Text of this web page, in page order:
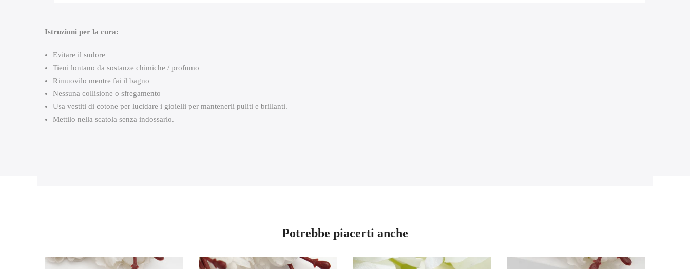
Istruzioni per la cura:
Evitare il sudore
Tieni lontano da sostanze chimiche / profumo
Rimuovilo mentre fai il bagno
Nessuna collisione o sfregamento
Usa vestiti di cotone per lucidare i gioielli per mantenerli puliti e brillanti.
Mettilo nella scatola senza indossarlo.
Potrebbe piacerti anche